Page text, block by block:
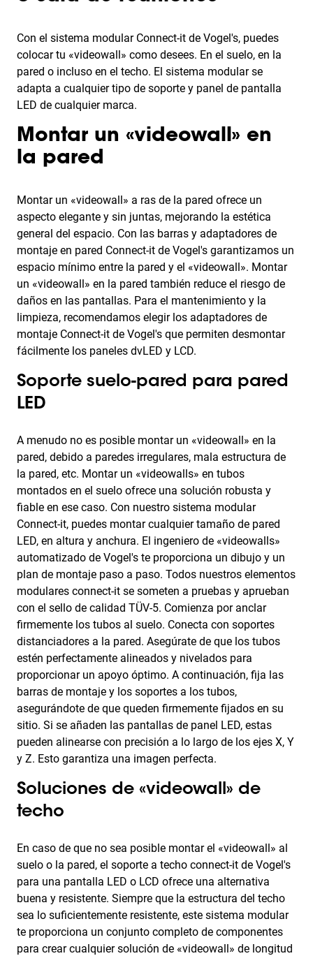
Con el sistema modular Connect-it de Vogel's, puedes
colocar tu «videowall» como desees. En el suelo, en la
pared o incluso en el techo. El sistema modular se
adapta a cualquier tipo de soporte y panel de pantalla
LED de cualquier marca.
Montar un «videowall» en
la pared
Montar un «videowall» a ras de la pared ofrece un
aspecto elegante y sin juntas, mejorando la estética
general del espacio. Con las barras y adaptadores de
montaje en pared Connect-it de Vogel's garantizamos un
espacio mínimo entre la pared y el «videowall». Montar
un «videowall» en la pared también reduce el riesgo de
daños en las pantallas. Para el mantenimiento y la
limpieza, recomendamos elegir los adaptadores de
montaje Connect-it de Vogel's que permiten desmontar
fácilmente los paneles dvLED y LCD.
Soporte suelo-pared para pared
LED
A menudo no es posible montar un «videowall» en la
pared, debido a paredes irregulares, mala estructura de
la pared, etc. Montar un «videowalls» en tubos
montados en el suelo ofrece una solución robusta y
fiable en ese caso. Con nuestro sistema modular
Connect-it, puedes montar cualquier tamaño de pared
LED, en altura y anchura. El ingeniero de «videowalls»
automatizado de Vogel's te proporciona un dibujo y un
plan de montaje paso a paso. Todos nuestros elementos
modulares connect-it se someten a pruebas y aprueban
con el sello de calidad TÜV-5. Comienza por anclar
firmemente los tubos al suelo. Conecta con soportes
distanciadores a la pared. Asegúrate de que los tubos
estén perfectamente alineados y nivelados para
proporcionar un apoyo óptimo. A continuación, fija las
barras de montaje y los soportes a los tubos,
asegurándote de que queden firmemente fijados en su
sitio. Si se añaden las pantallas de panel LED, estas
pueden alinearse con precisión a lo largo de los ejes X, Y
y Z. Esto garantiza una imagen perfecta.
Soluciones de «videowall» de
techo
En caso de que no sea posible montar el «videowall» al
suelo o la pared, el soporte a techo connect-it de Vogel's
para una pantalla LED o LCD ofrece una alternativa
buena y resistente. Siempre que la estructura del techo
sea lo suficientemente resistente, este sistema modular
te proporciona un conjunto completo de componentes
para crear cualquier solución de «videowall» de longitud